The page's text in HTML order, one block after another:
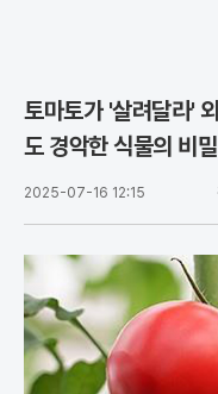
토마토가 '살려달라'
도 경악한 식물의 비밀
2025-07-16 12:15